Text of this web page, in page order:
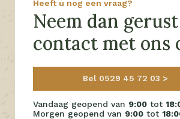
Heeft u nog een vraag?
Neem dan gerust
contact met ons
Bel 0529 45 72 03
Vandaag geopend van 9:00 tot
Morgen geopend van 9:00 tot